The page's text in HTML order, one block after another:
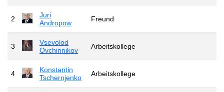
2
Juri
Andropow
Freund
3
Vsevolod
Ovchinnikov
Arbeitskollege
4
Konstantin
Tschernjenko
Arbeitskollege